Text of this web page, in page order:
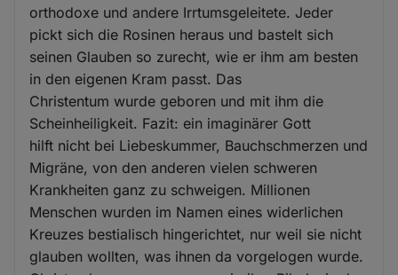
orthodoxe und andere Irrtumsgeleitete. Jeder
pickt sich die Rosinen heraus und bastelt sich
seinen Glauben so zurecht, wie er ihm am besten
in den eigenen Kram passt. Das
Christentum wurde geboren und mit ihm die
Scheinheiligkeit. Fazit: ein imaginärer Gott
hilft nicht bei Liebeskummer, Bauchschmerzen und
Migräne, von den anderen vielen schweren
Krankheiten ganz zu schweigen. Millionen
Menschen wurden im Namen eines widerlichen
Kreuzes bestialisch hingerichtet, nur weil sie nicht
glauben wollten, was ihnen da vorgelogen wurde.